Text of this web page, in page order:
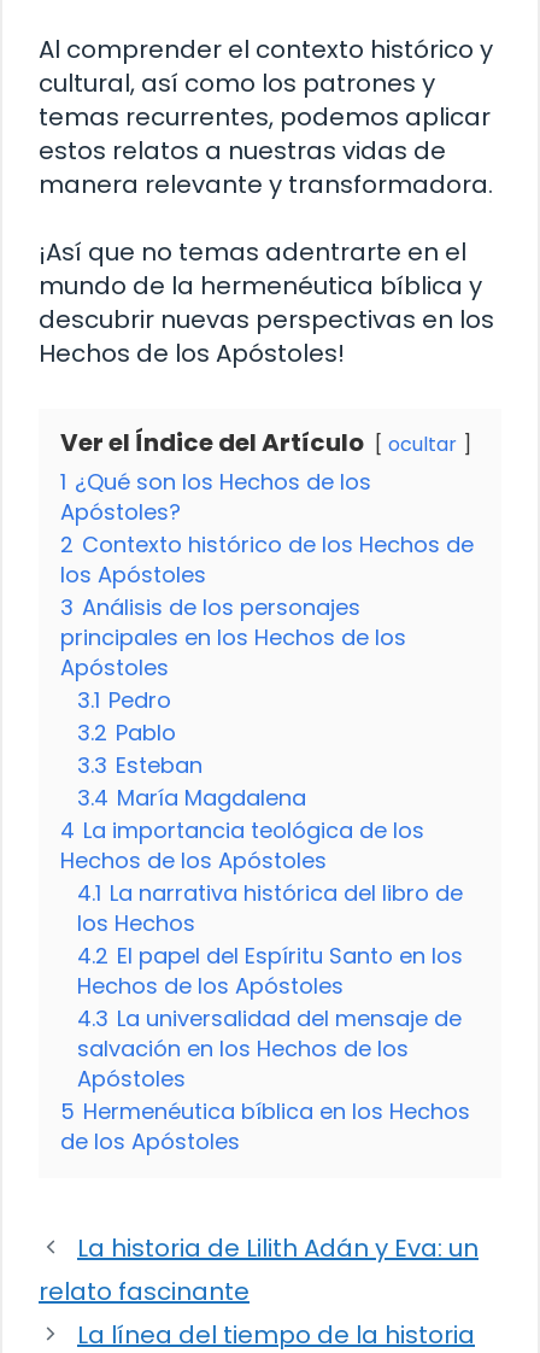
Al comprender el contexto histórico y
cultural, así como los patrones y
temas recurrentes, podemos aplicar
estos relatos a nuestras vidas de
manera relevante y transformadora.
¡Así que no temas adentrarte en el
mundo de la hermenéutica bíblica y
descubrir nuevas perspectivas en los
Hechos de los Apóstoles!
Ver el Índice del Artículo ocultar
1 ¿Qué son los Hechos de los
Apóstoles?
2 Contexto histórico de los Hechos de
los Apóstoles
3 Análisis de los personajes
principales en los Hechos de los
Apóstoles
3.1 Pedro
3.2 Pablo
3.3 Esteban
3.4 María Magdalena
4 La importancia teológica de los
Hechos de los Apóstoles
4.1 La narrativa histórica del libro de
los Hechos
4.2 El papel del Espíritu Santo en los
Hechos de los Apóstoles
4.3 La universalidad del mensaje de
salvación en los Hechos de los
Apóstoles
5 Hermenéutica bíblica en los Hechos
de los Apóstoles
La historia de Lilith Adán y Eva: un
relato fascinante
La línea del tiempo de la historia